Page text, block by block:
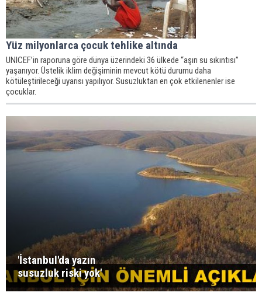
Yüz milyonlarca çocuk tehlike altında
UNICEF’in raporuna göre dünya üzerindeki 36 ülkede “aşırı su sıkıntısı”
yaşanıyor. Üstelik iklim değişiminin mevcut kötü durumu daha
kötüleştirileceği uyarısı yapılıyor. Susuzluktan en çok etkilenenler ise
çocuklar.
'İstanbul'da yazın
susuzluk riski yok'